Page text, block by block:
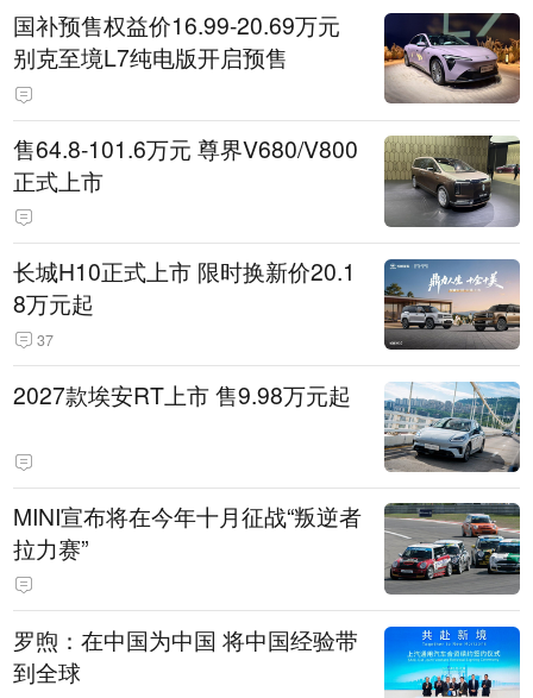
国补预售权益价16.99-20.69万元
别克至境L7纯电版开启预售
售64.8-101.6万元 尊界V680/V800
正式上市
长城H10正式上市 限时换新价20.1
8万元起
37
2027款埃安RT上市 售9.98万元起
MINI宣布将在今年十月征战“叛逆者
拉力赛”
罗煦：在中国为中国 将中国经验带
到全球